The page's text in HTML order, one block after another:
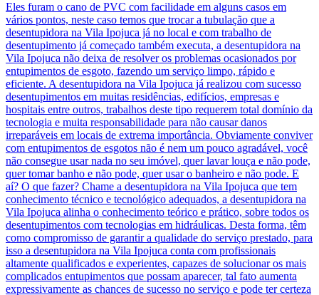
Eles furam o cano de PVC com facilidade em alguns casos em
vários pontos, neste caso temos que trocar a tubulação que a
desentupidora na Vila Ipojuca já no local e com trabalho de
desentupimento já começado também executa, a desentupidora na
Vila Ipojuca não deixa de resolver os problemas ocasionados por
entupimentos de esgoto, fazendo um serviço limpo, rápido e
eficiente. A desentupidora na Vila Ipojuca já realizou com sucesso
desentupimentos em muitas residências, edifícios, empresas e
hospitais entre outros, trabalhos deste tipo requerem total domínio da
tecnologia e muita responsabilidade para não causar danos
irreparáveis em locais de extrema importância. Obviamente conviver
com entupimentos de esgotos não é nem um pouco agradável, você
não consegue usar nada no seu imóvel, quer lavar louça e não pode,
quer tomar banho e não pode, quer usar o banheiro e não pode. E
aí? O que fazer? Chame a desentupidora na Vila Ipojuca que tem
conhecimento técnico e tecnológico adequados, a desentupidora na
Vila Ipojuca alinha o conhecimento teórico e prático, sobre todos os
desentupimentos com tecnologias em hidráulicas. Desta forma, têm
como compromisso de garantir a qualidade do serviço prestado, para
isso a desentupidora na Vila Ipojuca conta com profissionais
altamente qualificados e experientes, capazes de solucionar os mais
complicados entupimentos que possam aparecer, tal fato aumenta
expressivamente as chances de sucesso no serviço e pode ter certeza